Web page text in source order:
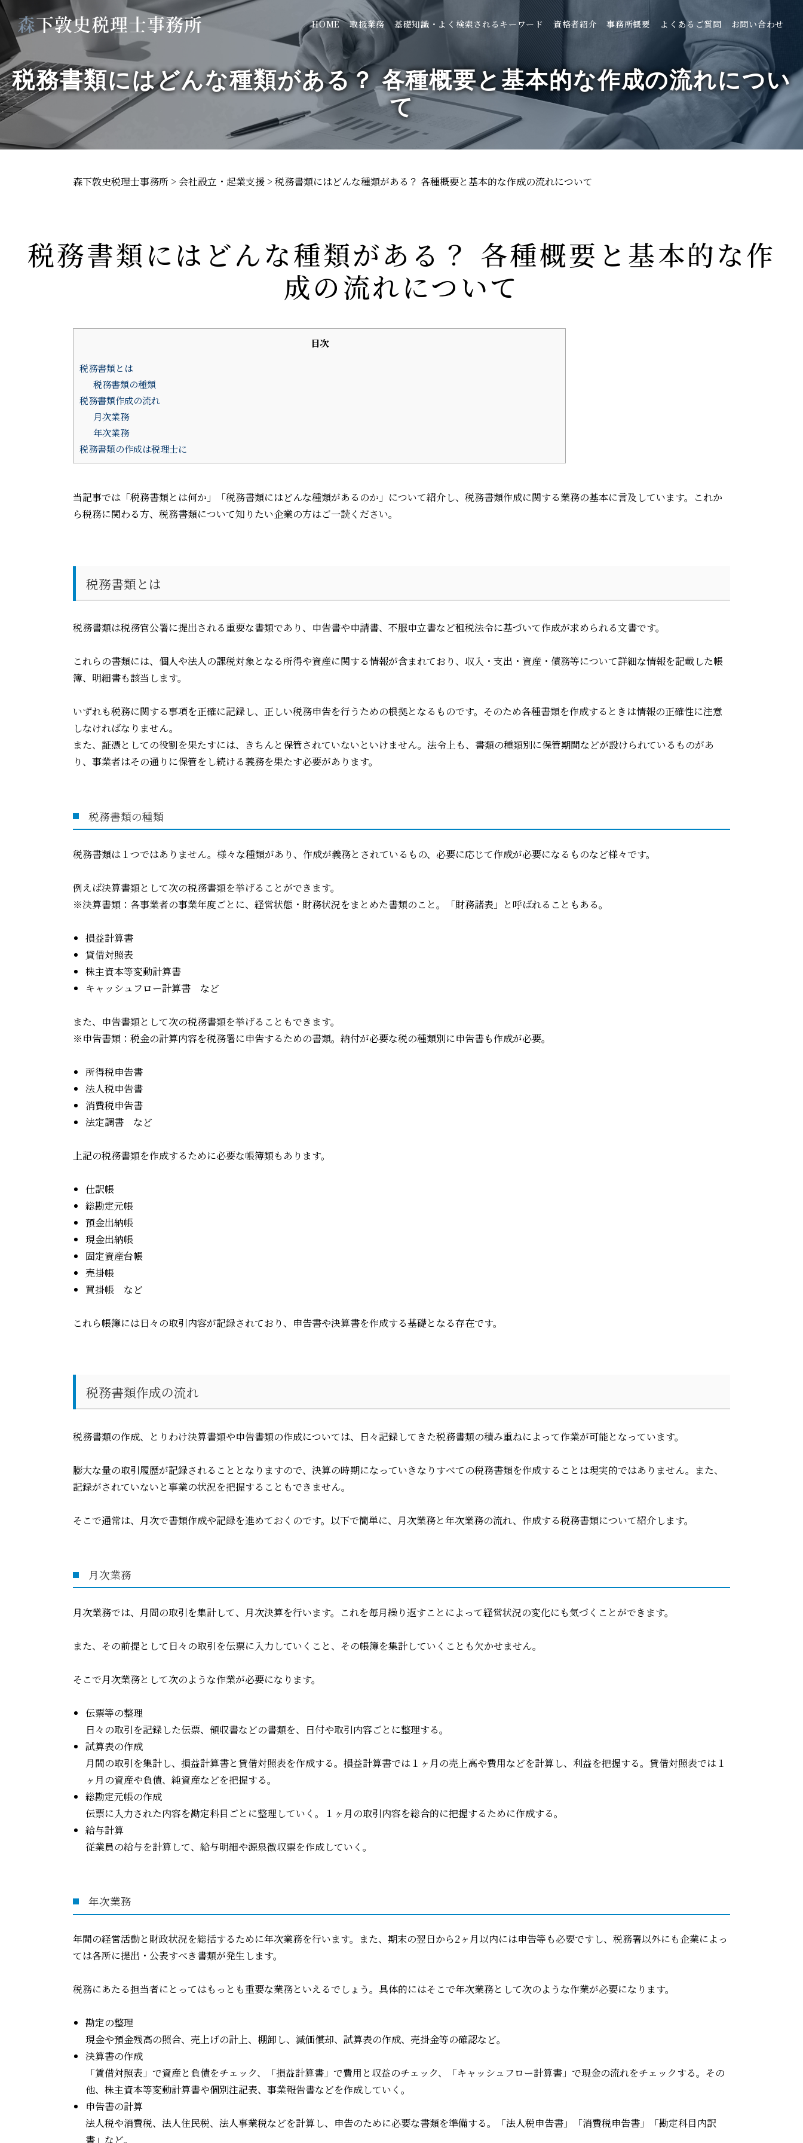
HOME 取扱業務 基礎知識・よく検索されるキーワード 資格者紹介 事務所概要 よくあるご質問 お問い合わせ
税務書類にはどんな種類がある？ 各種概要と基本的な作成の流れについ
て
森下敦史税理士事務所 > 会社設立・起業支援 > 税務書類にはどんな種類がある？ 各種概要と基本的な作成の流れについて
税務書類にはどんな種類がある？ 各種概要と基本的な作
成の流れについて
目次
税務書類とは
税務書類の種類
税務書類作成の流れ
月次業務
年次業務
税務書類の作成は税理士に
当記事では「税務書類とは何か」「税務書類にはどんな種類があるのか」について紹介し、税務書類作成に関する業務の基本に言及しています。これか
ら税務に関わる方、税務書類について知りたい企業の方はご一読ください。
税務書類とは
税務書類は税務官公署に提出される重要な書類であり、申告書や申請書、不服申立書など租税法令に基づいて作成が求められる文書です。
これらの書類には、個人や法人の課税対象となる所得や資産に関する情報が含まれており、収入・支出・資産・債務等について詳細な情報を記載した帳
簿、明細書も該当します。
いずれも税務に関する事項を正確に記録し、正しい税務申告を行うための根拠となるものです。そのため各種書類を作成するときは情報の正確性に注意
しなければなりません。
また、証憑としての役割を果たすには、きちんと保管されていないといけません。法令上も、書類の種類別に保管期間などが設けられているものがあ
り、事業者はその通りに保管をし続ける義務を果たす必要があります。
税務書類の種類
税務書類は１つではありません。様々な種類があり、作成が義務とされているもの、必要に応じて作成が必要になるものなど様々です。
例えば決算書類として次の税務書類を挙げることができます。
※決算書類：各事業者の事業年度ごとに、経営状態・財務状況をまとめた書類のこと。「財務諸表」と呼ばれることもある。
損益計算書
貸借対照表
株主資本等変動計算書
キャッシュフロー計算書 など
また、申告書類として次の税務書類を挙げることもできます。
※申告書類：税金の計算内容を税務署に申告するための書類。納付が必要な税の種類別に申告書も作成が必要。
所得税申告書
法人税申告書
消費税申告書
法定調書 など
上記の税務書類を作成するために必要な帳簿類もあります。
仕訳帳
総勘定元帳
預金出納帳
現金出納帳
固定資産台帳
売掛帳
買掛帳 など
これら帳簿には日々の取引内容が記録されており、申告書や決算書を作成する基礎となる存在です。
税務書類作成の流れ
税務書類の作成、とりわけ決算書類や申告書類の作成については、日々記録してきた税務書類の積み重ねによって作業が可能となっています。
膨大な量の取引履歴が記録されることとなりますので、決算の時期になっていきなりすべての税務書類を作成することは現実的ではありません。また、
記録がされていないと事業の状況を把握することもできません。
そこで通常は、月次で書類作成や記録を進めておくのです。以下で簡単に、月次業務と年次業務の流れ、作成する税務書類について紹介します。
月次業務
月次業務では、月間の取引を集計して、月次決算を行います。これを毎月繰り返すことによって経営状況の変化にも気づくことができます。
また、その前提として日々の取引を伝票に入力していくこと、その帳簿を集計していくことも欠かせません。
そこで月次業務として次のような作業が必要になります。
伝票等の整理
日々の取引を記録した伝票、領収書などの書類を、日付や取引内容ごとに整理する。
試算表の作成
月間の取引を集計し、損益計算書と貸借対照表を作成する。損益計算書では１ヶ月の売上高や費用などを計算し、利益を把握する。貸借対照表では１
ヶ月の資産や負債、純資産などを把握する。
総勘定元帳の作成
伝票に入力された内容を勘定科目ごとに整理していく。１ヶ月の取引内容を総合的に把握するために作成する。
給与計算
従業員の給与を計算して、給与明細や源泉徴収票を作成していく。
年次業務
年間の経営活動と財政状況を総括するために年次業務を行います。また、期末の翌日から2ヶ月以内には申告等も必要ですし、税務署以外にも企業によっ
ては各所に提出・公表すべき書類が発生します。
税務にあたる担当者にとってはもっとも重要な業務といえるでしょう。具体的にはそこで年次業務として次のような作業が必要になります。
勘定の整理
現金や預金残高の照合、売上げの計上、棚卸し、減価償却、試算表の作成、売掛金等の確認など。
決算書の作成
「賃借対照表」で資産と負債をチェック、「損益計算書」で費用と収益のチェック、「キャッシュフロー計算書」で現金の流れをチェックする。その
他、株主資本等変動計算書や個別注記表、事業報告書などを作成していく。
申告書の計算
法人税や消費税、法人住民税、法人事業税などを計算し、申告のために必要な書類を準備する。「法人税申告書」「消費税申告書」「勘定科目内訳
書」など。